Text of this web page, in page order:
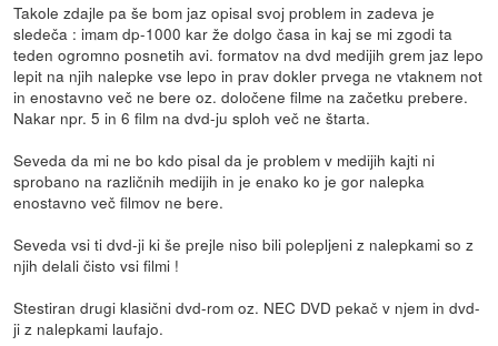
Takole zdajle pa še bom jaz opisal svoj problem in zadeva je
sledeča : imam dp-1000 kar že dolgo časa in kaj se mi zgodi ta
teden ogromno posnetih avi. formatov na dvd medijih grem jaz lepo
lepit na njih nalepke vse lepo in prav dokler prvega ne vtaknem not
in enostavno več ne bere oz. določene filme na začetku prebere.
Nakar npr. 5 in 6 film na dvd-ju sploh več ne štarta.
Seveda da mi ne bo kdo pisal da je problem v medijih kajti ni
sprobano na različnih medijih in je enako ko je gor nalepka
enostavno več filmov ne bere.
Seveda vsi ti dvd-ji ki še prejle niso bili polepljeni z nalepkami so z
njih delali čisto vsi filmi !
Stestiran drugi klasični dvd-rom oz. NEC DVD pekač v njem in dvd-
ji z nalepkami laufajo.